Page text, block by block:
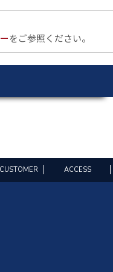
をご参照ください。
ACCESS